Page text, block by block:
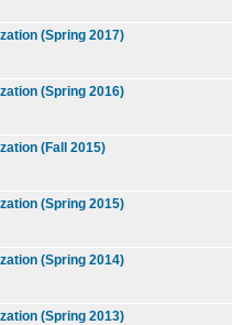
(Spring 2017)
(Spring 2016)
(Fall 2015)
(Spring 2015)
(Spring 2014)
(Spring 2013)